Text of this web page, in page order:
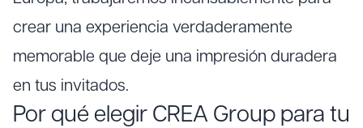
crear una experiencia verdaderamente
memorable que deje una impresión duradera
en tus invitados.
Por qué elegir CREA Group para tu